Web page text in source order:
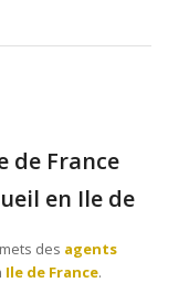
de France
en Ile de
des agents
Ile de France.